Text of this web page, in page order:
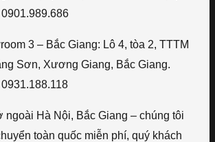
3 – Bắc Giang: Lô 4, tòa 2, TTTM
Sơn, Xương Giang, Bắc Giang.
Hà Nội, Bắc Giang – chúng tôi
toàn quốc miễn phí, quý khách